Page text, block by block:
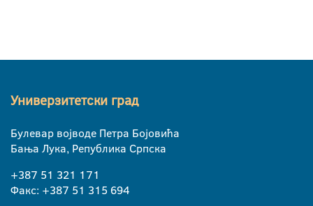
Универзитетски град
Булевар војводе Петра Бојовића
Бања Лука, Република Српска
+387 51 321 171
Факс: +387 51 315 694